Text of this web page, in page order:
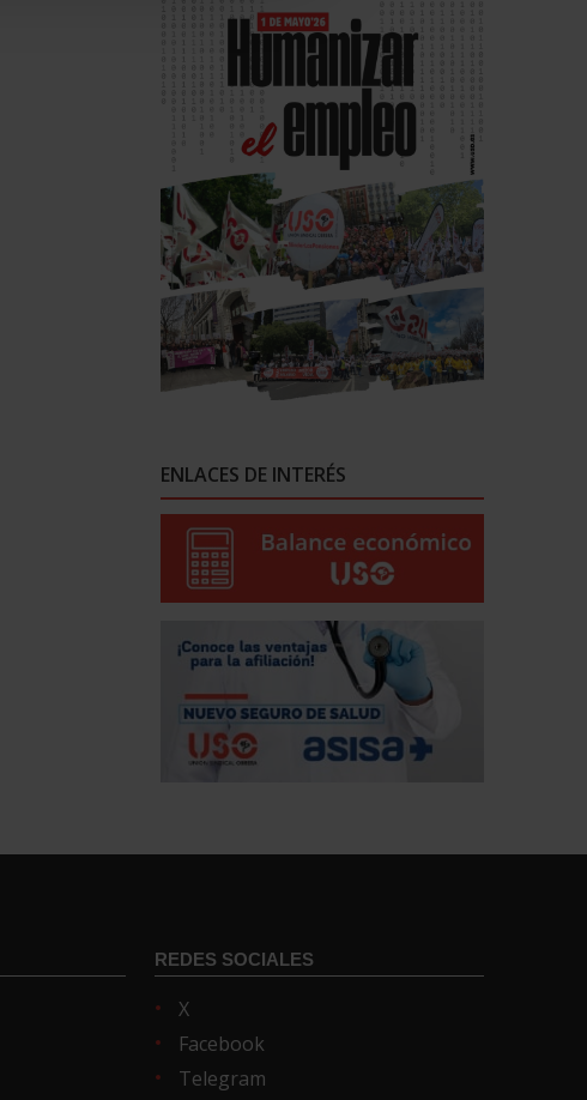
ENLACES DE INTERÉS
REDES SOCIALES
X
Facebook
Telegram